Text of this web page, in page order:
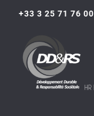
+33 3 25 71 76 00